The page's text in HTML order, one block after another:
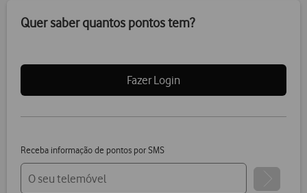
Quer saber quantos pontos tem?
Fazer Login
Receba informação de pontos por SMS